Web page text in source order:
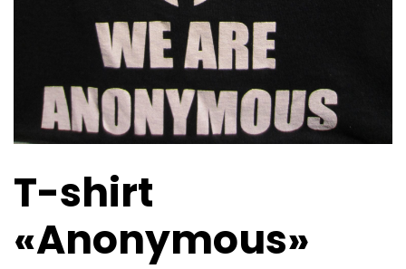
T-shirt
«Anonymous»